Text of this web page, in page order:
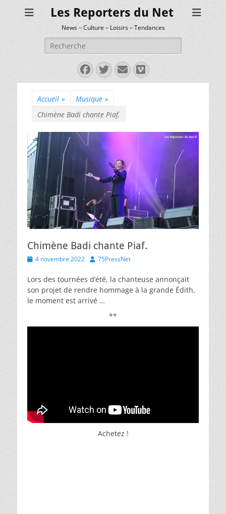
Les Reporters du Net
News – Culture – Loisirs – Tendances
Rechercher :
Facebook
Twitter
E-
mail
Vimeo
Accueil » Musique »
Chimène Badi chante Piaf.
Chimène Badi chante Piaf.
Posted
4 novembre 2022 Author
75PressNet
Lors des tournées d’été, la chanteuse annonçait
son projet de rendre hommage à la grande Édith,
le moment est arrivé …
**
Achetez !